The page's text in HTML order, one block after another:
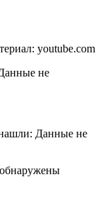
youtube.com
не
Данные не